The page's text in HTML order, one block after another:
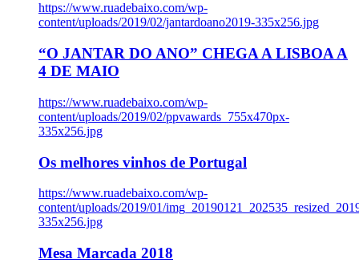
https://www.ruadebaixo.com/wp-
content/uploads/2019/02/jantardoano2019-335x256.jpg
“O JANTAR DO ANO” CHEGA A LISBOA A
4 DE MAIO
https://www.ruadebaixo.com/wp-
content/uploads/2019/02/ppvawards_755x470px-
335x256.jpg
Os melhores vinhos de Portugal
https://www.ruadebaixo.com/wp-
content/uploads/2019/01/
335x256.jpg
Mesa Marcada 2018